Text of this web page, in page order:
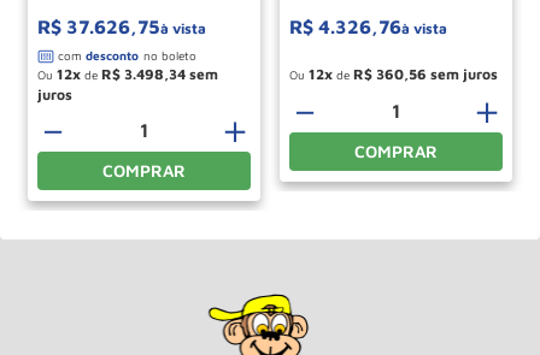
R$ 37.626,75à vista
Ou 12 de R$ 3.498,34
＋
－
COMPRAR
R$ 4.326,76à vista
Ou 12 de R$ 360,56
＋
－
COMPRAR